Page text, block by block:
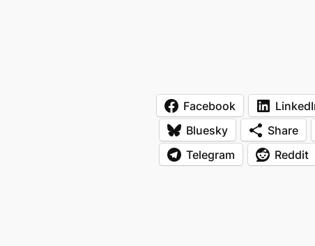
Facebook
Bluesky
Share
Telegram
Reddit